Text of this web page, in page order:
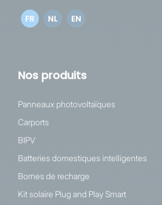
FR NL EN
Nos produits
Panneaux photovoltaïques
Carports
BIPV
Batteries domestiques intelligentes
Bornes de recharge
Kit solaire Plug and Play Smart